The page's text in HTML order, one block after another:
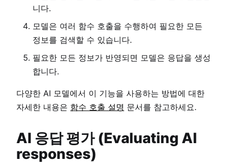
니다.
모델은 여러 함수 호출을 수행하여 필요한 모든
정보를 검색할 수 있습니다.
필요한 모든 정보가 반영되면 모델은 응답을 생성
합니다.
다양한 AI 모델에서 이 기능을 사용하는 방법에 대한
자세한 내용은 함수 호출 설명 문서를 참고하세요.
AI 응답 평가 (Evaluating AI
responses)